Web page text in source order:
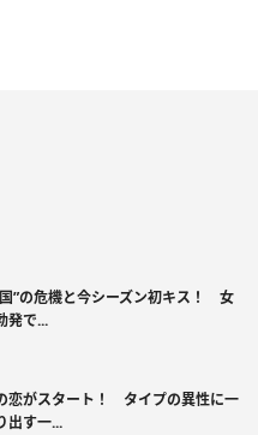
”の危機と今シーズン初キス！ 女
発で...
恋がスタート！ タイプの異性に一
す一...